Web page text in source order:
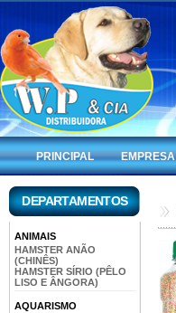
PRINCIPAL EMPRESA
DEPARTAMENTOS
ANIMAIS
HAMSTER ANÃO
(CHINÊS)
HAMSTER SÍRIO (PÊLO
LISO E ÂNGORA)
AQUARISMO